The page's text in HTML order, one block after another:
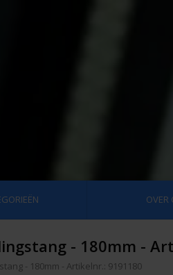
OVER
- 180mm -
- 180mm - Artikelnr.: 9191180